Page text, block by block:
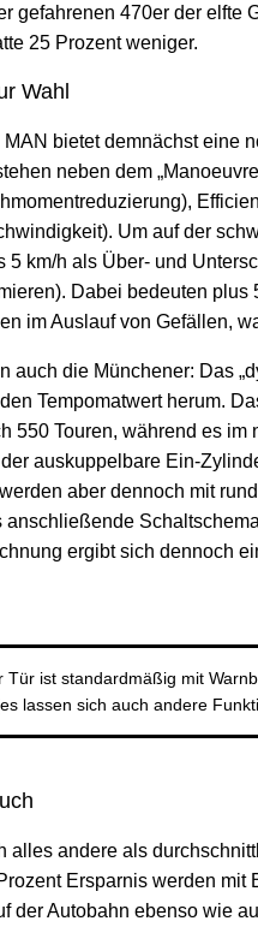
gefahrenen 470er der
25 Prozent weniger.
Wahl
bietet demnächst eine
neben dem
Um auf der
5 km/h als Über- und
Dabei bedeuten
im Auslauf von Gefällen,
auch die Münchener: Das
Tempomatwert herum.
550 Touren, während es
auskuppelbare Ein-
aber dennoch mit
ergibt sich dennoch
Tür ist standardmäßig mit
lassen sich auch andere
alles andere als
Ersparnis werden
der Autobahn ebenso wie